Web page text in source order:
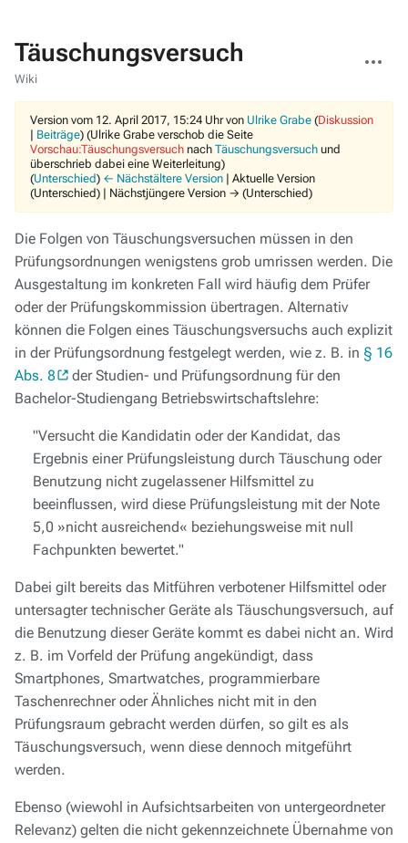
Täuschungsversuch
Wiki
Aktionen
Version vom 12. April 2017, 15:24 Uhr von Ulrike Grabe (Diskussion
| Beiträge) (Ulrike Grabe verschob die Seite
Vorschau:Täuschungsversuch nach Täuschungsversuch und
überschrieb dabei eine Weiterleitung)
(Unterschied) ← Nächstältere Version | Aktuelle Version
(Unterschied) | Nächstjüngere Version → (Unterschied)
Die Folgen von Täuschungsversuchen müssen in den
Prüfungsordnungen wenigstens grob umrissen werden. Die
Ausgestaltung im konkreten Fall wird häufig dem Prüfer
oder der Prüfungskommission übertragen. Alternativ
können die Folgen eines Täuschungsversuchs auch explizit
in der Prüfungsordnung festgelegt werden, wie z. B. in § 16
Abs. 8
der Studien- und Prüfungsordnung für den
Bachelor-Studiengang Betriebswirtschaftslehre:
"Versucht die Kandidatin oder der Kandidat, das
Ergebnis einer Prüfungsleistung durch Täuschung oder
Benutzung nicht zugelassener Hilfsmittel zu
beeinflussen, wird diese Prüfungsleistung mit der Note
5,0 »nicht ausreichend« beziehungsweise mit null
Fachpunkten bewertet."
Dabei gilt bereits das Mitführen verbotener Hilfsmittel oder
untersagter technischer Geräte als Täuschungsversuch, auf
die Benutzung dieser Geräte kommt es dabei nicht an. Wird
z. B. im Vorfeld der Prüfung angekündigt, dass
Smartphones, Smartwatches, programmierbare
Taschenrechner oder Ähnliches nicht mit in den
Prüfungsraum gebracht werden dürfen, so gilt es als
Täuschungsversuch, wenn diese dennoch mitgeführt
werden.
Ebenso (wiewohl in Aufsichtsarbeiten von untergeordneter
Relevanz) gelten die nicht gekennzeichnete Übernahme von